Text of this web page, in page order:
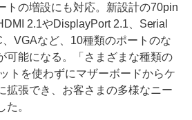
トの増設にも対応。新設計の70pin
2.1やDisplayPort 2.1、Serial
VGAなど、10種類のポートのな
可能になる。「さまざまな種類の
トを使わずにマザーボードからケ
拡張でき、お客さまの多様なニー
。